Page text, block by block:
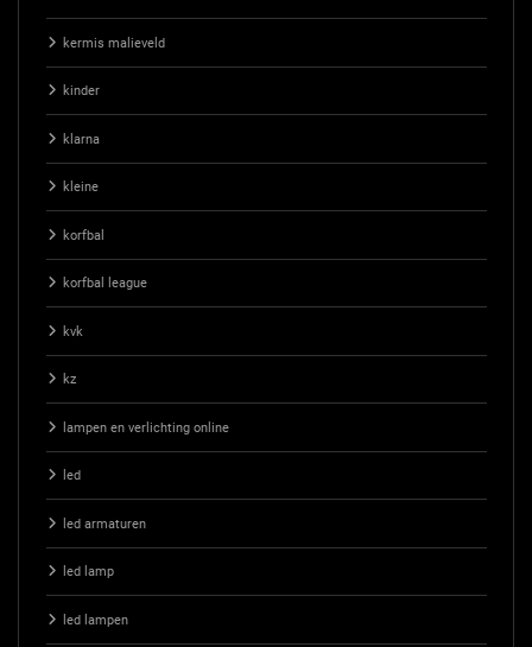
kermis malieveld
kinder
klarna
kleine
korfbal
korfbal league
kvk
kz
lampen en verlichting online
led
led armaturen
led lamp
led lampen